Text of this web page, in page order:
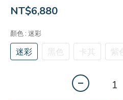
NT$6,880
顏色 : 迷彩
迷彩 黑色 卡其 紫